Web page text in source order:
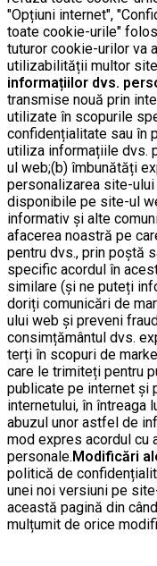
"Opțiuni internet",
toate cookie-urile"
tuturor cookie-urilor va
utilizabilității multor
informațiilor dvs.
transmise nouă prin
utilizate în scopurile
confidențialitate sau în
utiliza informațiile dvs.
ul web;(b) îmbunătăți
personalizarea site-
disponibile pe site-ul
informativ și alte
afacerea noastră pe
pentru dvs., prin poștă
specific acordul în
similare (și ne puteți
doriți comunicări de
ului web și preveni
consimțământul dvs.
terți în scopuri de
care le trimiteți pentru
publicate pe internet și
internetului, în întreaga
abuzul unor astfel de
mod expres acordul
personale.Modificări
politică de
unei noi versiuni pe
această pagină din
mulțumit de orice